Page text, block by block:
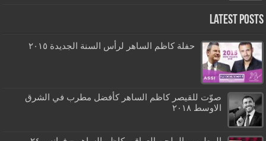
Latest Posts
حفلة كاظم الساهر لرأس السنة الجديدة ٢٠١٥
صوّت للقيصر كاظم الساهر كأفضل مطرب في الشرق
الاوسط ٢٠١٨